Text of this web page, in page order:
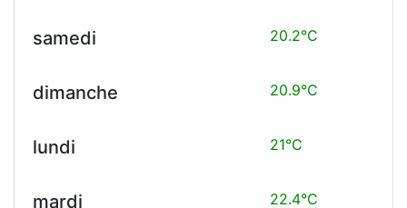
samedi 20.2°C
dimanche 20.9°C
lundi 21°C
mardi 22.4°C